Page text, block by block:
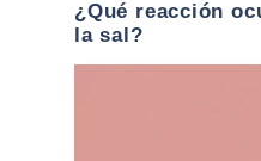
¿Qué reacción
la sal?